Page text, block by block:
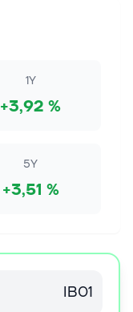
1Y
+3,92 %
5Y
+3,51 %
IB01